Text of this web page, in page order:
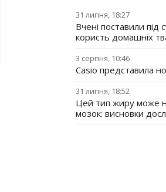
31 липня, 18:27
Вчені поставили під
користь домашніх
3 серпня, 10:46
Casio представила
31 липня, 18:52
Цей тип жиру може
мозок: висновки